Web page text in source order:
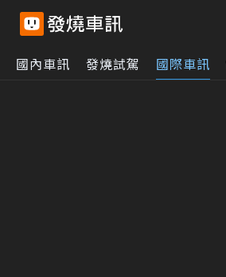
國內車訊 發燒試駕 國際車訊